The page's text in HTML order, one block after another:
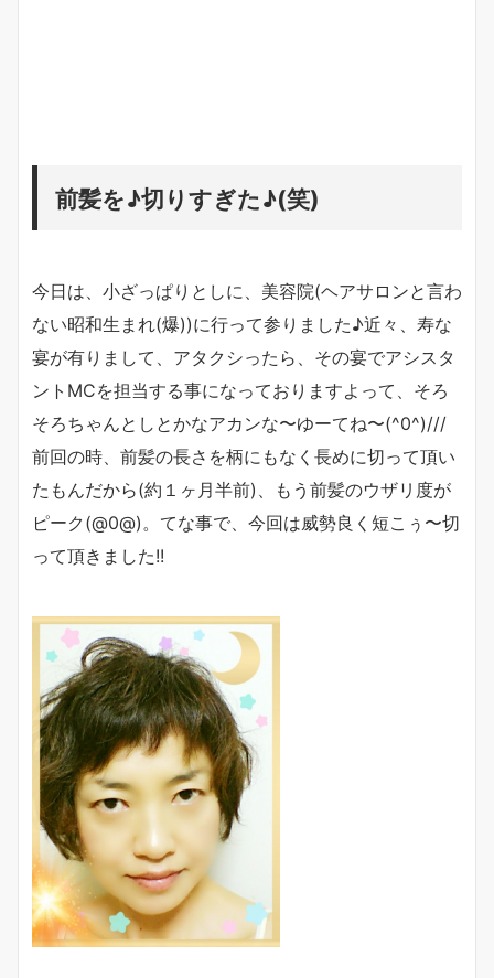
前髪を♪切りすぎた♪(笑)
今日は、小ざっぱりとしに、美容院(ヘアサロンと言わ
ない昭和生まれ(爆))に行って参りました♪近々、寿な
宴が有りまして、アタクシったら、その宴でアシスタ
ントMCを担当する事になっておりますよって、そろ
そろちゃんとしとかなアカンな〜ゆーてね〜(^0^)///
前回の時、前髪の長さを柄にもなく長めに切って頂い
たもんだから(約１ヶ月半前)、もう前髪のウザリ度が
ピーク(@0@)。てな事で、今回は威勢良く短こぅ〜切
って頂きました!!